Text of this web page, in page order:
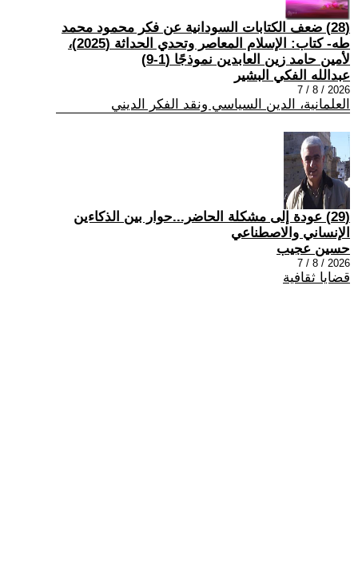
(28) ضعف الكتابات السودانية عن فكر محمود محمد
طه- كتاب: الإسلام المعاصر وتحدي الحداثة (2025)،
لأمين حامد زين العابدين نموذجًا (1-9)
عبدالله الفكي البشير
2026 / 8 / 7
العلمانية، الدين السياسي ونقد الفكر الديني
(29) عودة إلى مشكلة الحاضر...حوار بين الذكاءين
الإنساني والاصطناعي
حسين عجيب
2026 / 8 / 7
قضايا ثقافية